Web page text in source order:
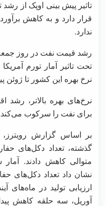
قرار دارد و به کاهش
ندارد.
رشد قیمت نفت در روز
تحت تاثیر آمار تورم
نرخ بهره این کشور تا ژوئن
نرخ‌های بهره بالاتر،
برای نفت را سرکوب
بر اساس گزارش
گذشته، تعداد دکل‌های
متوالی کاهش دادند.
نشان داد تعداد دکل‌های